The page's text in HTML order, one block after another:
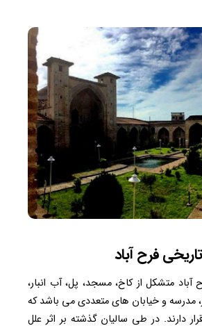
فرح آباد
متشکل از کاخ، مسجد، پل، آب انبار،
مدرسه و خیابان های متعددی می باشد که
دارند. در طی سالیان گذشته بر اثر علل